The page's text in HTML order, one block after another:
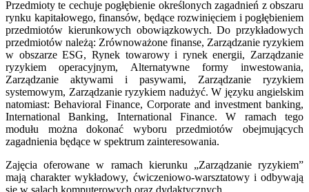
Przedmioty te cechuje pogłębienie określonych zagadnień z obszaru
rynku kapitałowego, finansów, będące rozwinięciem i pogłębieniem
przedmiotów kierunkowych obowiązkowych. Do przykładowych
przedmiotów należą: Zrównoważone finanse, Zarządzanie ryzykiem
w obszarze ESG, Rynek towarowy i rynek energii, Zarządzanie
ryzykiem operacyjnym, Alternatywne formy inwestowania,
Zarządzanie aktywami i pasywami, Zarządzanie ryzykiem
systemowym, Zarządzanie ryzykiem nadużyć. W języku angielskim
natomiast: Behavioral Finance, Corporate and investment banking,
International Banking, International Finance. W ramach tego
modułu można dokonać wyboru przedmiotów obejmujących
zagadnienia będące w spektrum zainteresowania.
Zajęcia oferowane w ramach kierunku „Zarządzanie ryzykiem”
mają charakter wykładowy, ćwiczeniowo-warsztatowy i odbywają
się w salach komputerowych oraz dydaktycznych.